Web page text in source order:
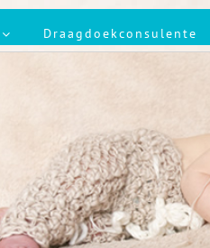
Draagdoekconsulente